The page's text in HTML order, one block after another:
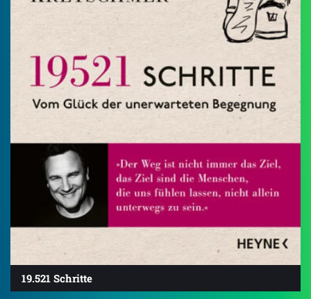
19.521 Schritte